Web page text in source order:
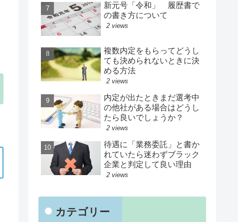
新元号「令和」 履歴書で
の書き方について
2 views
複数内定をもらってどうし
ても決められないときに決
める方法
2 views
内定が出たときまだ選考中
の他社がある場合はどうし
たら良いでしょうか？
2 views
待遇に「業務委託」と書か
れていたら迷わずブラック
企業と判定して良い理由
2 views
カテゴリー